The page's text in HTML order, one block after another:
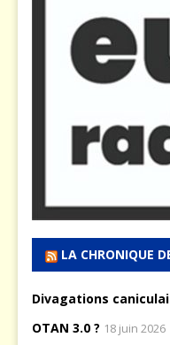
LA CHRONIQUE
Divagations
OTAN 3.0 ? 18 juin 2026